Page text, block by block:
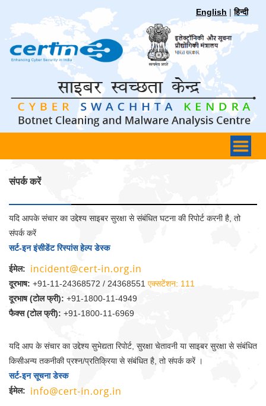
English |हिन्दी
संपर्क करें
यदि आपके संचार का उद्देश्य साइबर सुरक्षा से संबंधित घटना की रिपोर्ट करनी है, तो
संपर्क करें
सर्ट-इन इंसीडेंट रिस्पांस हेल्प डेस्क
ईमेल:
दूरभाष: +91-11-24368572 / 24368551 एक्सटेंशन: 111
दूरभाष (टोल फ्री): +91-1800-11-4949
फैक्स (टोल फ्री): +91-1800-11-6969
यदि आप के संचार का उद्देश्य सुभेद्यता रिपोर्ट, सुरक्षा चेतावनी या साइबर सुरक्षा से संबंधित
किसीअन्य तकनीकी प्रश्न/प्रतिक्रिया से संबंधित है, तो संपर्क करें ।
सर्ट-इन सूचना डेस्क
ईमेल: